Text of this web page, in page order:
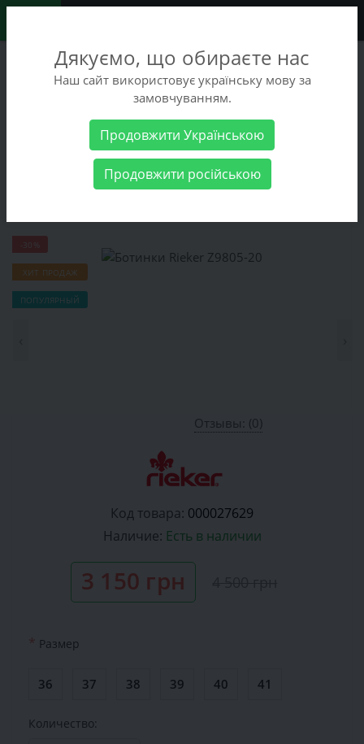
+38 (068) 486-90-09
+38 (093) 486-90-09
Женские товары Женская обувь Ботинки Rieker Z9805-20
Ботинки Rieker Z9805-20
ХИТ ПРОДАЖ
ПОПУЛЯРНЫЙ
Отзывы: (0)
Код товара: 000027629
Наличие: Есть в наличии
3 150 грн
* Размер
36 37 38 39 40 41
Количество:
Дякуємо, що обираєте нас
Наш сайт використовує українську мову за
замовчуванням.
Продовжити Українською
Продовжити російською